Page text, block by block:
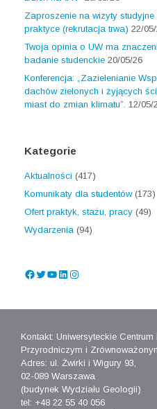
Zaproszenie na wizyty
praktyce (rekrutacja trwa) 22/
Twoja opinia o UW ma
badanie studenckie 20/05/26
Konferencja: „Zazielenianie
dachów zielonych i żyjących
miast do zmian klimatu”. 12/05/
Kategorie
Aktualności (417)
Komunikaty dla studentów(173)
Ofert praktyk, stażu, pracy (49)
Wydarzenia (94)
Facebook
Twitter
YouTube
LinkedIn
Instagram
Kontakt: Uniwersyteckie
Przyrodniczym i
Adres: ul. Żwirki i Wigury 93,
02-089 Warszawa
(budynek Wydziału Geologii)
tel: +48 22 55 40 056